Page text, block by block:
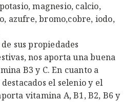
magnesio, calcio,
azufre, bromo,cobre, iodo,
sus propiedades
nos aporta una buena
B3 y C. En cuanto a
el selenio y el
vitamina A, B1, B2, B6 y